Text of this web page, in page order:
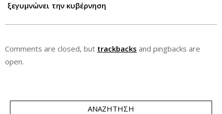
ξεγυμνώνει την κυβέρνηση
Comments are closed, but trackbacks and pingbacks are
open.
ΑΝΑΖΉΤΗΣΗ